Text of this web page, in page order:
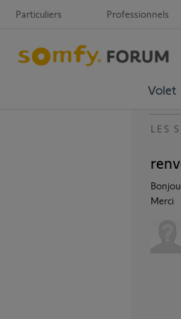
Particuliers Professionnels
Volet
LES
Merci